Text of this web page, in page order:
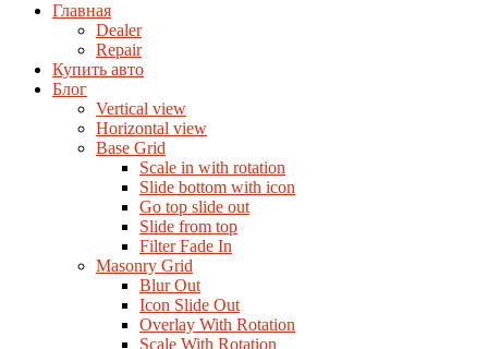
Главная
Dealer
Repair
Купить авто
Блог
Vertical view
Horizontal view
Base Grid
Scale in with rotation
Slide bottom with icon
Go top slide out
Slide from top
Filter Fade In
Masonry Grid
Blur Out
Icon Slide Out
Overlay With Rotation
Scale With Rotation